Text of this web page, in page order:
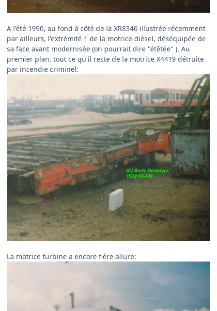
A l'été 1990, au fond à côté de la XR8346 illustrée récemment
par ailleurs, l'extrémité 1 de la motrice diésel, déséquipée de
sa face avant modernisée (on pourrait dire "étêtée" ). Au
premier plan, tout ce qu'il reste de la motrice X4419 détruite
par incendie criminel:
La motrice turbine a encore fière allure: